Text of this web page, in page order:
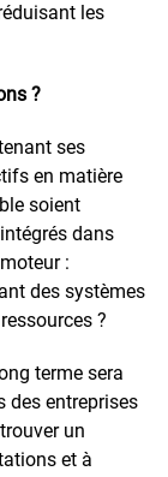
les
?
ses
en matière
soient
dans
:
des systèmes
?
terme sera
des entreprises
un
et à